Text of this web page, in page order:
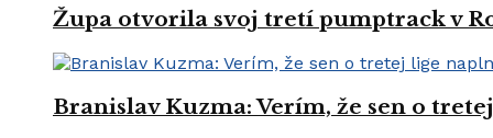
Župa otvorila svoj tretí pumptrack v
Branislav Kuzma: Verím, že sen o